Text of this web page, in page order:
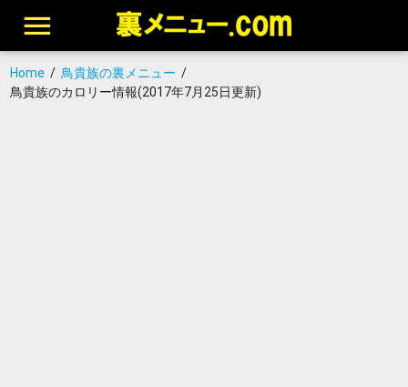
Home/ 鳥貴族の裏メニュー /
鳥貴族のカロリー情報(2017年7月25日更新)